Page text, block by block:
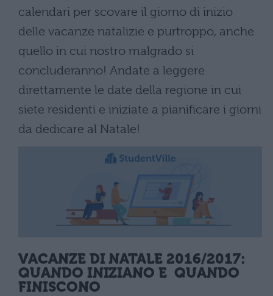
calendari per scovare il giorno di inizio
delle vacanze natalizie e purtroppo, anche
quello in cui nostro malgrado si
concluderanno! Andate a leggere
direttamente le date della regione in cui
siete residenti e iniziate a pianificare i giorni
da dedicare al Natale!
VACANZE DI NATALE 2016/2017:
QUANDO INIZIANO E QUANDO
FINISCONO